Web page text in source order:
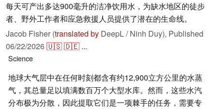
每天可产出多达900毫升的洁净饮用水，为缺水地区的徒步
者、野外工作者和应急救援人员提供了潜在的生命线。
Jacob Fisher (translated by DeepL / Ninh Duy), Published
06/22/2026🇺🇸🇩🇪 ...
Science
地球大气层中在任何时刻都含有约12,900立方公里的水蒸
气，其总量足以填满数百万个大型水库。然而，这些水汽
分布极为分散，因此提取它们是一项棘手的任务，需要专